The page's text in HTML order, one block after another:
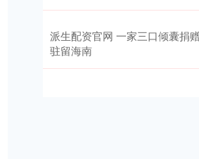
派生配资官网 一家三口倾囊捐
驻留海南